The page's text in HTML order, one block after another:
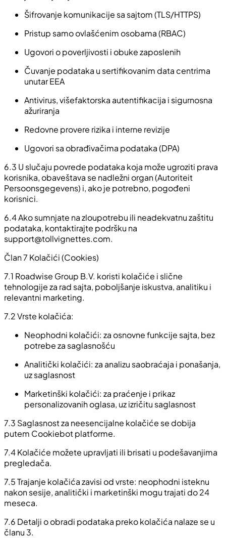
Šifrovanje komunikacije sa sajtom (TLS/HTTPS)
Pristup samo ovlašćenim osobama (RBAC)
Ugovori o poverljivosti i obuke zaposlenih
Čuvanje podataka u sertifikovanim data centrima
unutar EEA
Antivirus, višefaktorska autentifikacija i sigurnosna
ažuriranja
Redovne provere rizika i interne revizije
Ugovori sa obrađivačima podataka (DPA)
6.3 U slučaju povrede podataka koja može ugroziti prava
korisnika, obaveštava se nadležni organ (Autoriteit
Persoonsgegevens) i, ako je potrebno, pogođeni
korisnici.
6.4Ako sumnjate na zloupotrebu ili neadekvatnu zaštitu
podataka, kontaktirajte podršku na
support@tollvignettes.com.
Član 7 Kolačići (Cookies)
7.1 Roadwise Group B.V. koristi kolačiće i slične
tehnologije za rad sajta, poboljšanje iskustva, analitiku i
relevantni marketing.
7.2Vrste kolačića:
Neophodni kolačići: za osnovne funkcije sajta, bez
potrebe za saglasnošću
Analitički kolačići: za analizu saobraćaja i ponašanja,
uz saglasnost
Marketinški kolačići: za praćenje i prikaz
personalizovanih oglasa, uz izričitu saglasnost
7.3 Saglasnost za neesencijalne kolačiće se dobija
putem Cookiebot platforme.
7.4Kolačiće možete upravljati ili brisati u podešavanjima
pregledača.
7.5Trajanje kolačića zavisi od vrste: neophodni isteknu
nakon sesije, analitički i marketinški mogu trajati do 24
meseca.
7.6 Detalji o obradi podataka preko kolačića nalaze se u
članu 3.